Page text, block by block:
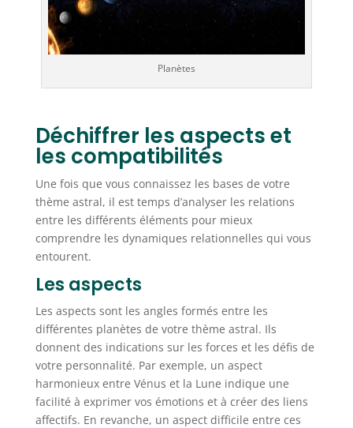
Planètes
Déchiffrer les aspects et
les compatibilités
Une fois que vous connaissez les bases de votre
thème astral, il est temps d’analyser les relations
entre les différents éléments pour mieux
comprendre les dynamiques relationnelles qui vous
entourent.
Les aspects
Les aspects sont les angles formés entre les
différentes planètes de votre thème astral. Ils
donnent des indications sur les forces et les défis de
votre personnalité. Par exemple, un aspect
harmonieux entre Vénus et la Lune indique une
facilité à exprimer vos émotions et à créer des liens
affectifs. En revanche, un aspect difficile entre ces